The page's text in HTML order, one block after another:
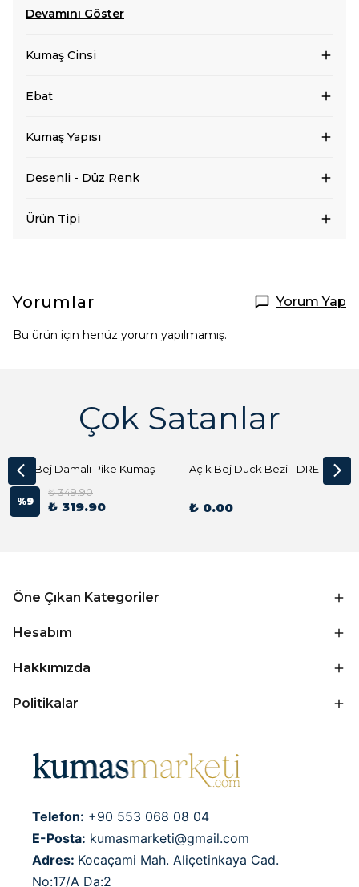
Devamını Göster
Kumaş Cinsi
Ebat
Kumaş Yapısı
Desenli - Düz Renk
Ürün Tipi
Yorumlar Yorum Yap
Bu ürün için henüz yorum yapılmamış.
Çok Satanlar
Açık Bej Damalı Pike Kumaş
%9
₺ 349.90
₺ 319.90
Açık Bej Duck Bezi - DRE1144 Kumaş Peçete
₺ 0.00
Öne Çıkan Kategoriler
Hesabım
Hakkımızda
Politikalar
Telefon: +90 553 068 08 04
E-Posta: kumasmarketi@gmail.com
Adres: Kocaçami Mah. Aliçetinkaya Cad.
No:17/A Da:2